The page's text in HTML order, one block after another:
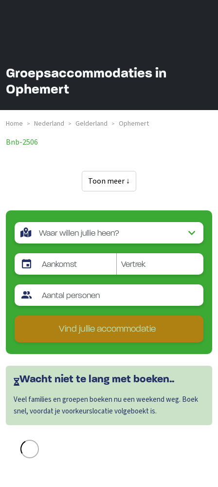
Groepsaccommodaties in
Ophemert
Home > Nederland > Gelderland > Ophemert
Bnb-2506
Toon meer ↓
Vind jullie accommodatie
Wacht niet te lang met boeken..
Veel families en groepen boeken nu een weekend weg. Boek
snel, voordat je voorkeurslocatie volgeboekt is.